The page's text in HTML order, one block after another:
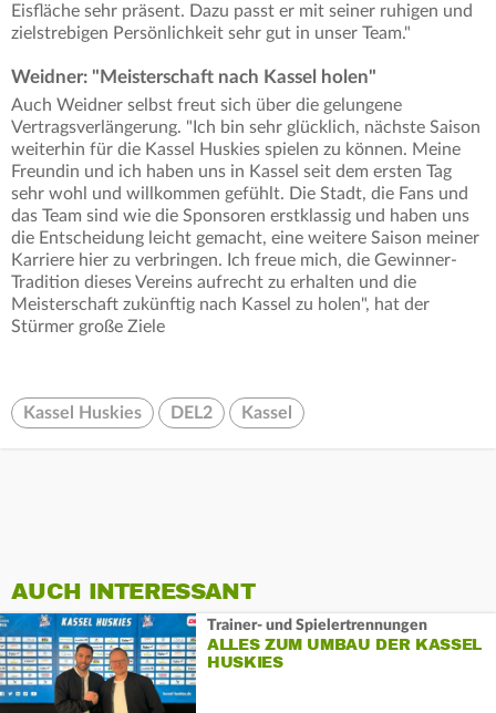
Eisfläche sehr präsent. Dazu passt er mit seiner ruhigen und
zielstrebigen Persönlichkeit sehr gut in unser Team."
Weidner: "Meisterschaft nach Kassel holen"
Auch Weidner selbst freut sich über die gelungene
Vertragsverlängerung. "Ich bin sehr glücklich, nächste Saison
weiterhin für die Kassel Huskies spielen zu können. Meine
Freundin und ich haben uns in Kassel seit dem ersten Tag
sehr wohl und willkommen gefühlt. Die Stadt, die Fans und
das Team sind wie die Sponsoren erstklassig und haben uns
die Entscheidung leicht gemacht, eine weitere Saison meiner
Karriere hier zu verbringen. Ich freue mich, die Gewinner-
Tradition dieses Vereins aufrecht zu erhalten und die
Meisterschaft zukünftig nach Kassel zu holen", hat der
Stürmer große Ziele
Kassel Huskies DEL2 Kassel
AUCH INTERESSANT
Trainer- und Spielertrennungen
ALLES ZUM UMBAU DER KASSEL
HUSKIES